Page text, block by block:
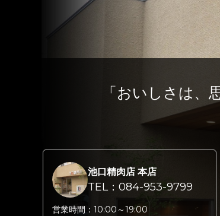
「おいしさは、
池口精肉店 本店
TEL：084-953-9799
営業時間： 10:00～19:00